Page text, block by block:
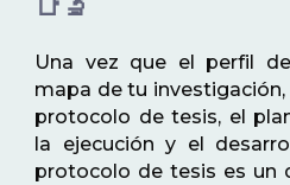
Una vez que el perfil
mapa de tu investigación,
protocolo de tesis, el
la ejecución y el
protocolo de tesis es un